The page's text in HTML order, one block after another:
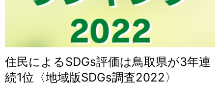
住民によるSDGs評価は鳥取県が3年連
続1位〈地域版SDGs調査2022〉